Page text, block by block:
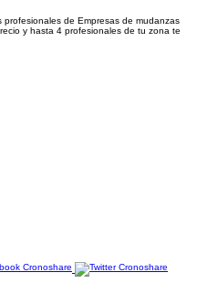
de Empresas de mudanzas
y hasta 4 profesionales de tu zona te